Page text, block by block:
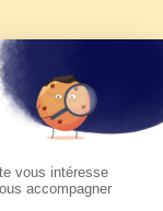
de KTO
Léon
sur KTO le